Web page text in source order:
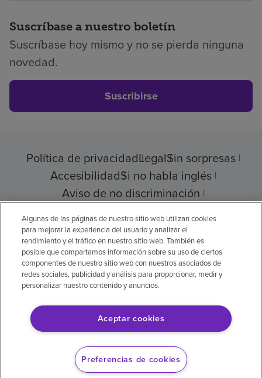
Suscríbase a nuestro boletín
Suscríbase hoy mismo y no se pierda ninguna
novedad.
Suscribirse
Política de privacidadLegalSin sorpresas
AccesibilidadSi no habla inglés
Aviso de no discriminación
Cumplimiento de los proveedores
© 2026 Encompass Health Corporation
Preferencias de cookies
Aviso legal: Se tradujo con la ayuda de
inteligencia artificial (IA). La versión en inglés
es la versión oficial.
Algunas de las páginas de nuestro sitio web utilizan cookies
para mejorar la experiencia del usuario y analizar el
rendimiento y el tráfico en nuestro sitio web. También es
posible que compartamos información sobre su uso de ciertos
componentes de nuestro sitio web con nuestros asociados de
redes sociales, publicidad y análisis para proporcionar, medir y
personalizar nuestro contenido y anuncios.
Aceptar cookies
Preferencias de cookies